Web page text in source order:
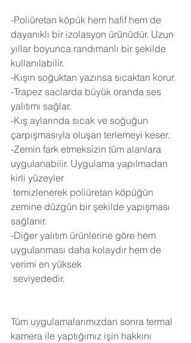
-Poliüretan köpük hem hafif hem de
dayanıklı bir izolasyon ürünüdür. Uzun
yıllar boyunca randımanlı bir şekilde
kullanılabilir.
-Kışın soğuktan yazınsa sıcaktan korur.
-Trapez saclarda büyük oranda ses
yalıtımı sağlar.
-Kış aylarında sıcak ve soğuğun
çarpışmasıyla oluşan terlemeyi keser.
-Zemin fark etmeksizin tüm alanlara
uygulanabilir. Uygulama yapılmadan
kirli yüzeyler
zemine düzgün bir şekilde yapışması
sağlanır.
-Diğer yalıtım ürünlerine göre hem
uygulanması daha kolaydır hem de
verimi en yüksek
seviyededir.
Tüm uygulamalarımızdan sonra termal
kamera ile yaptığımız işin hakkını